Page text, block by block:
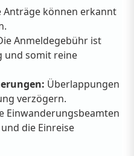
Anträge können erkannt
Anmeldegebühr ist
und somit reine
Überlappungen
verzögern.
Einwanderungsbeamten
die Einreise